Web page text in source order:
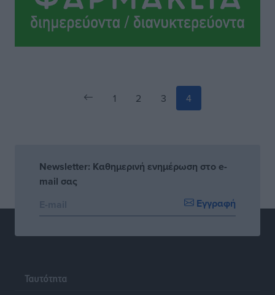
Ειδήσεις πριν 14 ώρες
1 2 3 4
Newsletter: Καθημερινή ενημέρωση στο e-
mail σας
Εγγραφή
Ταυτότητα